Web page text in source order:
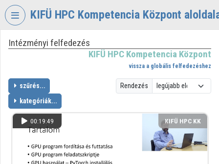
Fejléc kihagyása
KIFÜ HPC Kompetencia Központ
VIDEOTORIUM
HPC
KOMPETENCIA
KÖZPONT
Intézményi kezdőlap
Bejelentkezés
Intézményi felfedezés
KIFÜ HPC Kompetencia Központ
vissza a globális felfedezéshez
szűrés...
kategóriák...
Rendezés
00:19:49 KIFÜ HPC KK